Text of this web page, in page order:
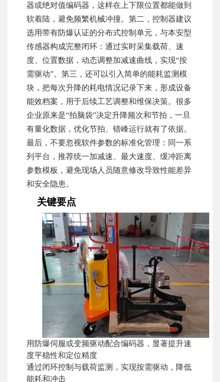
器或绝对值编码器，这样在上下限位置都能做到
软着陆，避免频繁机械冲撞。第二，控制器建议
选用带有防爆认证的分布式控制单元，与本安型
传感器构成完整闭环：通过实时采集载荷、速
度、位置数据，动态调整加减速曲线，实现“按
需驱动”。第三，还可以引入简单的能耗监测模
块，把每次升降的耗电情况记录下来，形成设备
能效档案，用于后续工艺调整和维保决策。很多
企业原来是“拍脑袋”决定升降频次和节拍，一旦
有量化数据，优化节拍、错峰运行就有了依据。
最后，不要忽视软件参数的标准化管理：同一系
列平台，推荐统一加减速、最大速度、缓冲距离
参数模板，避免现场人员随意修改导致性能差异
和安全隐患。
关键要点
用防爆伺服或变频驱动配合编码器，显著提升速
度平稳性和定位精度
通过闭环控制与载荷监测，实现按需驱动，降低
能耗和冲击